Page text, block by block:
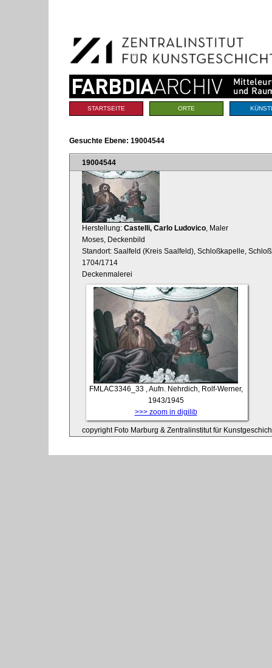
Navigation
Sektionen
STARTSEITE ORTE
Gesuchte Ebene: 19004544
19004544
Herstellung: Castelli, Carlo Ludovico , Maler
Moses, Deckenbild
Standort: Saalfeld (Kreis Saalfeld), Schloßkapelle,
1704/1714
Deckenmalerei
FMLAC3346_33
, Aufn. Nehrdich, Rolf-Werner,
1943/1945
>>> zoom in digilib
copyright Foto Marburg & Zentralinstitut für